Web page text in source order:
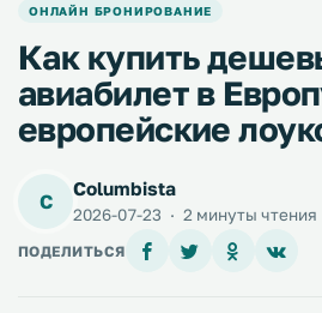
ОНЛАЙН БРОНИРОВАНИЕ
Как купить
авиабилет в
европейские
C
Columbista
2026-07-23 · 2 минуты чтения
ПОДЕЛИТЬСЯ